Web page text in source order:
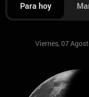
Para hoy
Viernes, 07